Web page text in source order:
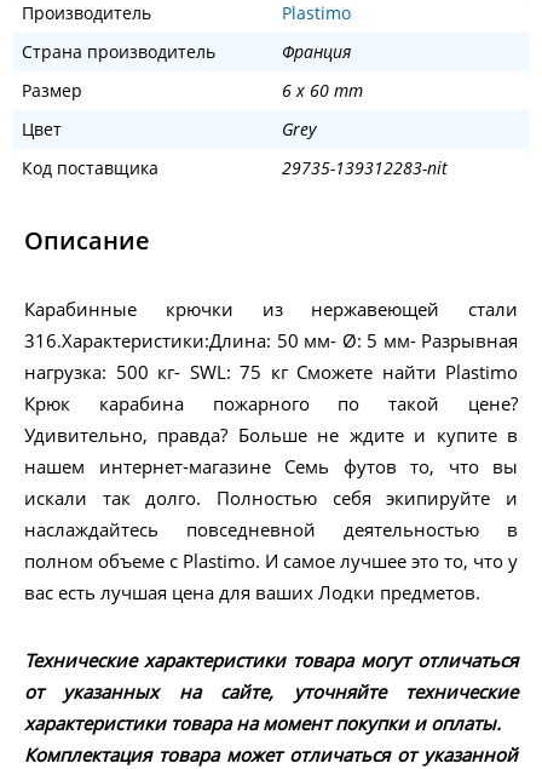
Производитель
Plastimo
Страна производитель
Франция
Размер
6 x 60 mm
Цвет
Grey
Код поставщика
29735-139312283-nit
Описание
Карабинные крючки из нержавеющей стали
316.Характеристики:Длина: 50 мм- Ø: 5 мм- Разрывная
нагрузка: 500 кг- SWL: 75 кг Сможете найти Plastimo
Крюк карабина пожарного по такой цене?
Удивительно, правда? Больше не ждите и купите в
нашем интернет-магазине Семь футов то, что вы
искали так долго. Полностью себя экипируйте и
наслаждайтесь повседневной деятельностью в
полном объеме с Plastimo. И самое лучшее это то, что у
вас есть лучшая цена для ваших Лодки предметов.
Технические характеристики товара могут отличаться
от указанных на сайте, уточняйте технические
характеристики товара на момент покупки и оплаты.
Комплектация товара может отличаться от указанной